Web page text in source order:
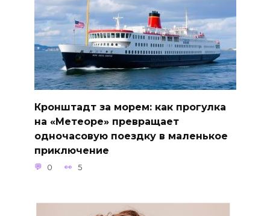
Кронштадт за морем: как прогулка
на «Метеоре» превращает
одночасовую поездку в маленькое
приключение
0 5